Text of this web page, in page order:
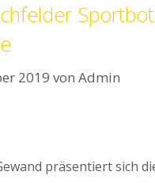
2019 von Admin
präsentiert sich